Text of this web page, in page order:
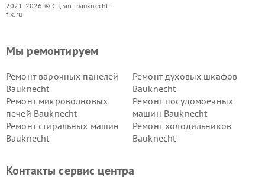
2021-2026 © СЦ sml.bauknecht-
fix.ru
Мы ремонтируем
Ремонт варочных панелей
Bauknecht
Ремонт духовых шкафов
Bauknecht
Ремонт микроволновых
печей Bauknecht
Ремонт посудомоечных
машин Bauknecht
Ремонт стиральных машин
Bauknecht
Ремонт холодильников
Bauknecht
Контакты сервис центра